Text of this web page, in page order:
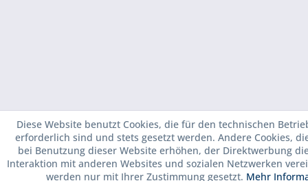
Diese Website benutzt Cookies, die für den technischen
erforderlich sind und stets gesetzt werden. Andere Cookies,
bei Benutzung dieser Website erhöhen, der Direktwerbung
Interaktion mit anderen Websites und sozialen Netzwerken
werden nur mit Ihrer Zustimmung gesetzt. Mehr